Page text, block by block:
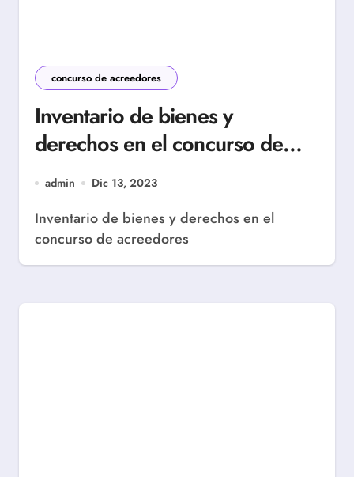
concurso de acreedores
Inventario de bienes y
derechos en el concurso de
acreedores
admin Dic 13, 2023
Inventario de bienes y derechos en el
concurso de acreedores